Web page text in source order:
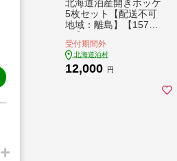
北海道泊産開きホッケ
5枚セット【配送不可
地域：離島】【15762
受付期間外
北海道泊村
12,000 円